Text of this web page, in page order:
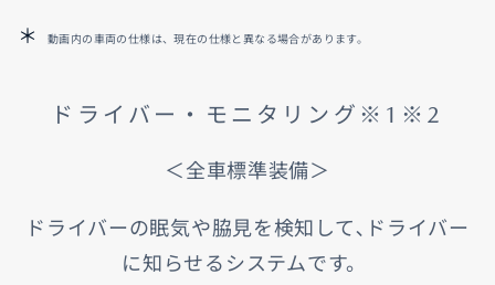
動画内の車両の仕様は、現在の仕様と異なる場合があります。
ドライバー・モニタリング※1※2
＜全車標準装備＞
ドライバーの眠気や脇見を検知して､ドライバー
に知らせるシステムです。